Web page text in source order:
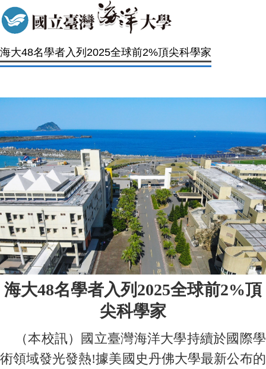
海大48名學者入列2025全球前2%頂尖科學家
海大48名學者入列 2025全球前2%頂
尖科學家
（本校訊）國立臺灣海洋大學持續於國際學
術領域發光發熱!據美國史丹佛大學最新公布的